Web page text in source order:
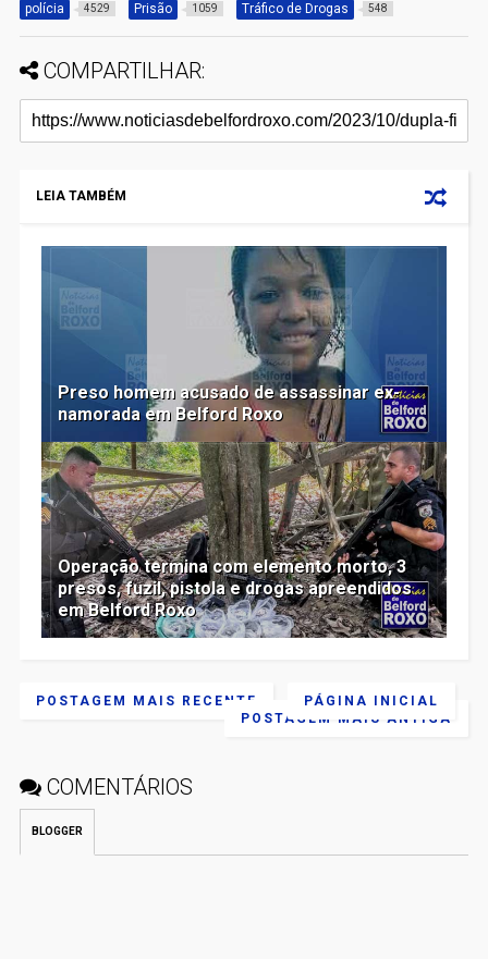
polícia 4529 Prisão 1059 Tráfico de Drogas 548
COMPARTILHAR:
LEIA TAMBÉM
Preso homem acusado de assassinar ex-
namorada em Belford Roxo
Operação termina com elemento morto, 3
presos, fuzil, pistola e drogas apreendidos
em Belford Roxo
POSTAGEM MAIS RECENTE
POSTAGEM MAIS ANTIGA
PÁGINA INICIAL
COMENTÁRIOS
BLOGGER